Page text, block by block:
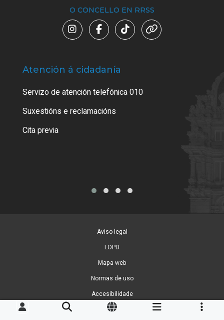
O CONCELLO EN RRSS
Atención á cidadanía
Servizo de atención telefónica 010
Suxestións e reclamacións
Cita previa
Aviso legal
LOPD
Mapa web
Normas de uso
Accesibilidade
Xestión de cookies